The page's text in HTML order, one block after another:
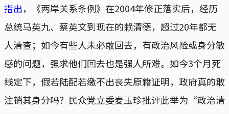
指出，《两岸关系条例》在2004年修正落实后，经历
总统马英九、蔡英文到现在的赖清德，超过20年都无
人清查；如今有些人未必敢回去，有政治风险或身分敏
感的问题，强求他们回去也是强人所难。如今3个月死
线定下，假若陆配若缴不出丧失原籍证明，政府真的敢
注销其身分吗？民众党立委麦玉珍批评此举为“政治清